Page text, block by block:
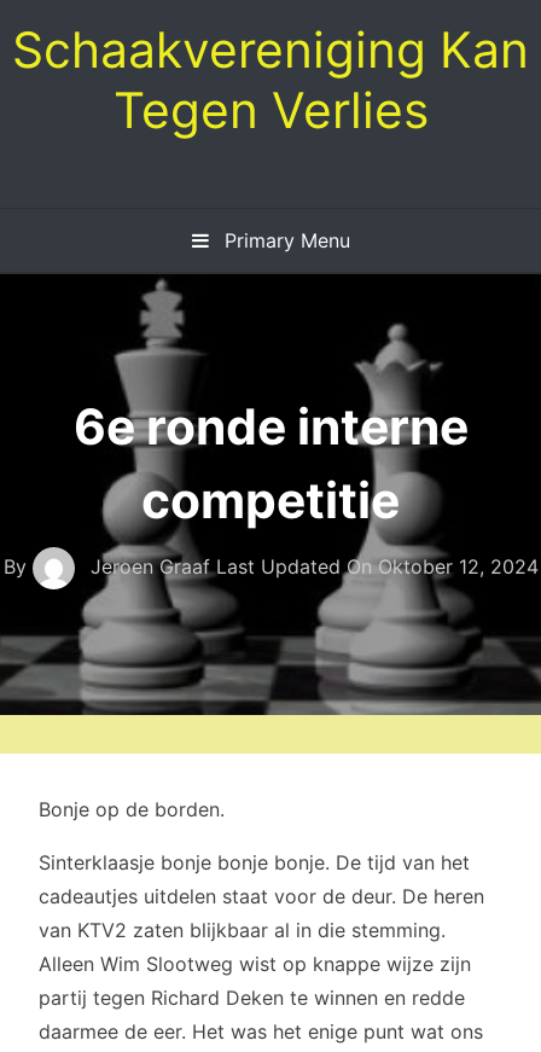
to
content
Schaakvereniging Kan
Tegen Verlies
Primary Menu
6e ronde interne
competitie
By Jeroen GraafLast Updated OnOktober 12, 2024
Bonje op de borden.
Sinterklaasje bonje bonje bonje. De tijd van het
cadeautjes uitdelen staat voor de deur. De heren
van KTV2 zaten blijkbaar al in die stemming.
Alleen Wim Slootweg wist op knappe wijze zijn
partij tegen Richard Deken te winnen en redde
daarmee de eer. Het was het enige punt wat ons